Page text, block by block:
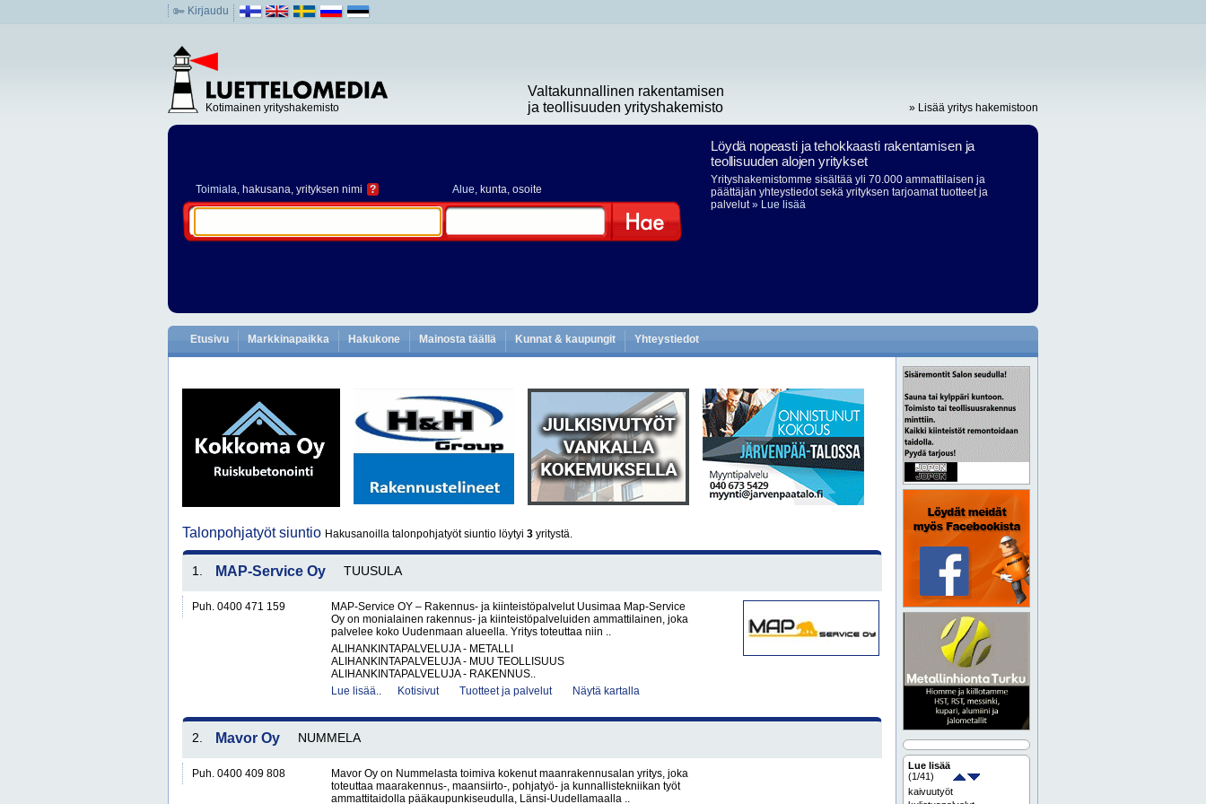
Kirjaudu
Kotimainen yrityshakemisto
Valtakunnallinen rakentamisen
ja teollisuuden yrityshakemisto
» Lisää yritys hakemistoon
Toimiala, hakusana, yrityksen nimi ? Alue, kunta, osoite
Löydä nopeasti ja tehokkaasti rakentamisen ja
teollisuuden alojen yritykset
Yrityshakemistomme sisältää yli 70.000 ammattilaisen ja
päättäjän yhteystiedot sekä yrityksen tarjoamat tuotteet ja
palvelut» Lue lisää
Etusivu Markkinapaikka Hakukone Mainosta täällä Kunnat & kaupungit Yhteystiedot
Talonpohjatyöt siuntio Hakusanoilla talonpohjatyöt siuntio löytyi 3 yritystä.
1. MAP-Service Oy TUUSULA
Puh. 0400 471 159
MAP-Service OY – Rakennus- ja kiinteistöpalvelut Uusimaa Map-Service
Oy on monialainen rakennus- ja kiinteistöpalveluiden ammattilainen, joka
palvelee koko Uudenmaan alueella. Yritys toteuttaa niin ..
ALIHANKINTAPALVELUJA - METALLI
ALIHANKINTAPALVELUJA - MUU TEOLLISUUS
ALIHANKINTAPALVELUJA - RAKENNUS..
Lue lisää..
Kotisivut Tuotteet ja palvelut Näytä kartalla
2. Mavor Oy NUMMELA
Puh. 0400 409 808
Mavor Oy on Nummelasta toimiva kokenut maanrakennusalan yritys, joka
toteuttaa maarakennus-, maansiirto-, pohjatyö- ja kunnallistekniikan työt
ammattitaidolla pääkaupunkiseudulla, Länsi-Uudellamaalla ..
Lue lisää
(1/41)
kaivuutyöt